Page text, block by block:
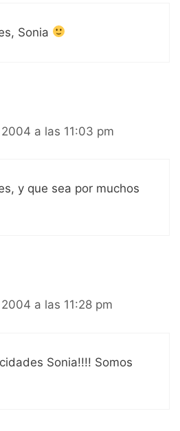
Sonia
a las 11:03 pm
y que sea por muchos
a las 11:28 pm
Sonia!!!! Somos